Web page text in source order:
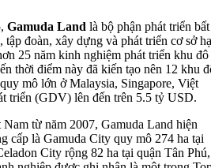
Gamuda Land là bộ phận phát triển bất
tập đoàn, xây dựng và phát triển cơ sở
25 năm kinh nghiệm phát triển khu đô
thời điểm này đã kiến tạo nên 12 khu
mô lớn ở Malaysia, Singapore, Việt
triển (GDV) lên đến trên 5.5 tỷ USD.
từ năm 2007, Gamuda Land hiện
cấp là Gamuda City quy mô 274 ha tại
City rộng 82 ha tại quận Tân Phú,